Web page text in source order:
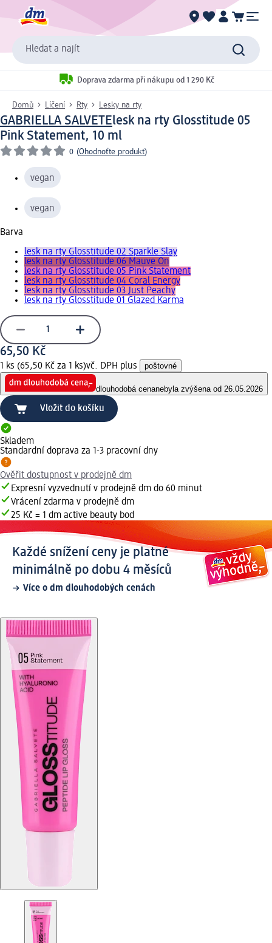
Hledat a najít
Doprava zdarma při nákupu od 1 290 Kč
Domů Líčení Rty Lesky na rty
GABRIELLA SALVETElesk na rty Glosstitude 05
Pink Statement, 10 ml
0 (Ohodnoťte produkt)
vegan
vegan
Barva
lesk na rty Glosstitude 02 Sparkle Slay
lesk na rty Glosstitude 06 Mauve On
lesk na rty Glosstitude 05 Pink Statement
lesk na rty Glosstitude 04 Coral Energy
lesk na rty Glosstitude 03 Just Peachy
lesk na rty Glosstitude 01 Glazed Karma
65,50 Kč
1 ks (65,50 Kč za 1 ks)vč. DPH plus poštovné
dlouhodobá cenanebyla zvýšena od 26.05.2026
Vložit do košíku
Skladem
Standardní doprava za 1-3 pracovní dny
Ověřit dostupnost v prodejně dm
Expresní vyzvednutí v prodejně dm do 60 minut
Vrácení zdarma v prodejně dm
25 Kč = 1 dm active beauty bod
Každé snížení ceny je platné
minimálně po dobu 4 měsíců
Více o dm dlouhodobých cenách